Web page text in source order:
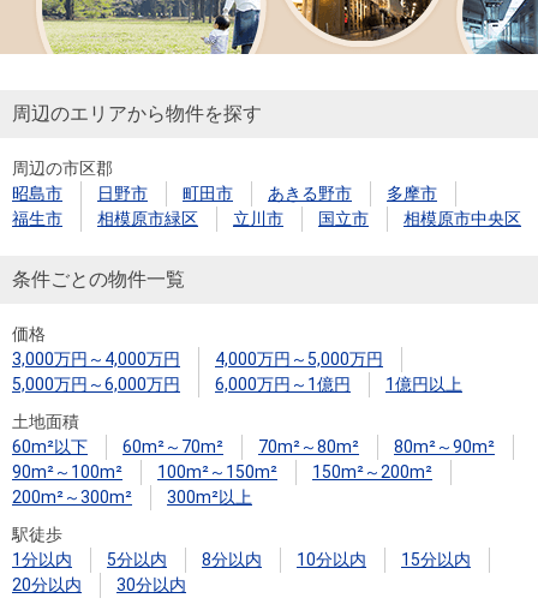
周辺のエリアから物件を探す
周辺の市区郡
昭島市
日野市 町田市 あきる野市
多摩市
福生市
相模原市緑区 立川市 国立市 相模原市中央区
条件ごとの物件一覧
価格
3,000万円～4,000万円
4,000万円～5,000万円
5,000万円～6,000万円
6,000万円～1億円
1億円以上
土地面積
60m²以下
60m²～70m² 70m²～80m²
80m²～90m²
90m²～100m²
100m²～150m²
150m²～200m²
200m²～300m²
300m²以上
駅徒歩
1分以内
5分以内 8分以内 10分以内
15分以内
20分以内
30分以内